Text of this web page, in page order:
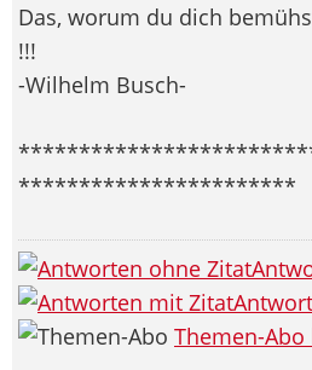
Das, worum du dich
!!!
-Wilhelm Busch-
***********************
Themen-